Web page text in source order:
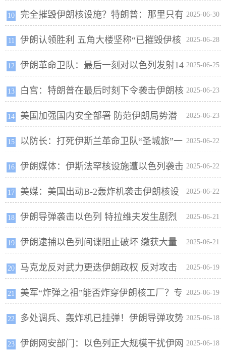
以防长 2025-06-30
10 完全摧毁伊朗核设施？特朗普：那里只有
几千吨岩石 2025-06-28
11 伊朗认领胜利 五角大楼坚称“已摧毁伊核
设施” 2025-06-25
12 伊朗革命卫队：最后一刻对以色列发射14
枚导弹 2025-06-23
13 白宫：特朗普在最后时刻下令袭击伊朗核
设施 2025-06-23
14 美国加强国内安全部署 防范伊朗局势潜
在风险 2025-06-22
15 以防长：打死伊斯兰革命卫队“圣城旅”一
指挥官 2025-06-22
16 伊朗媒体：伊斯法罕核设施遭以色列袭击
2025-06-22
17 美媒：美国出动B-2轰炸机袭击伊朗核设
施 2025-06-21
18 伊朗导弹袭击以色列 特拉维夫发生剧烈
爆炸 2025-06-21
19 伊朗逮捕以色列间谍阻止破坏 缴获大量
武器 2025-06-19
20 马克龙反对武力更迭伊朗政权 反对攻击
核设施 2025-06-19
21 美军“炸弹之祖”能否炸穿伊朗核工厂？专
家：要炸多次 2025-06-18
22 多处调兵、轰炸机已挂弹！伊朗导弹攻势
愈发凶猛，美国要下场了？ 2025-06-18
23 伊朗网安部门：以色列正大规模干扰伊网